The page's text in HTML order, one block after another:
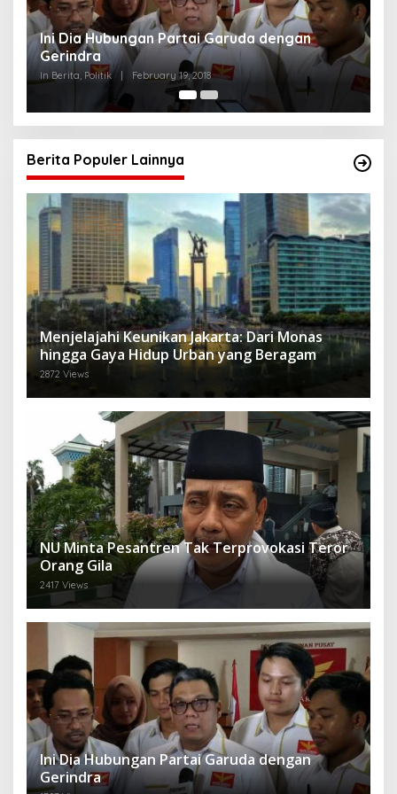
Ini Dia Hubungan Partai Garuda dengan
Gerindra
In Berita, Politik February 19, 2018
Berita Populer Lainnya
Menjelajahi Keunikan Jakarta: Dari Monas
hingga Gaya Hidup Urban yang Beragam
2872 Views
NU Minta Pesantren Tak Terprovokasi Teror
Orang Gila
2417 Views
Ini Dia Hubungan Partai Garuda dengan
Gerindra